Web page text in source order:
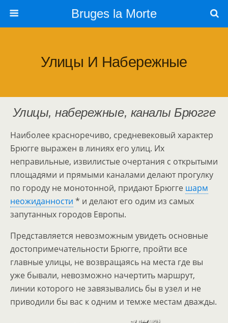
Bruges la Morte
Улицы И Набережные
Улицы, набережные, каналы Брюгге
Наиболее красноречиво, средневековый характер
Брюгге выражен в линиях его улиц. Их
неправильные, извилистые очертания с открытыми
площадями и прямыми каналами делают прогулку
по городу не монотонной, придают Брюгге шарм
неожиданности * и делают его одим из самых
запутанных городов Европы.
Представляется невозможным увидеть основные
достопримечательности Брюгге, пройти все
главные улицы, не возвращаясь на места где вы
уже бывали, невозможно начертить маршрут,
линии которого не завязывались бы в узел и не
приводили бы вас к одним и темже местам дважды.